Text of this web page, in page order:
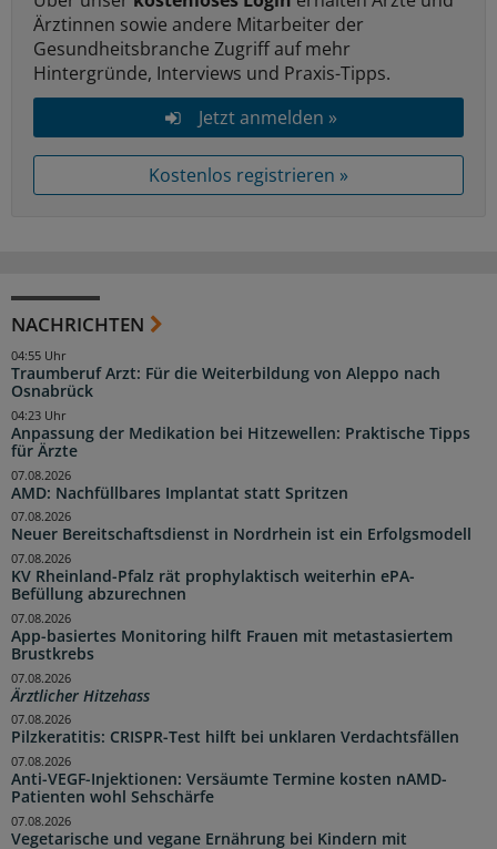
Ärztinnen sowie andere Mitarbeiter der
Gesundheitsbranche Zugriff auf mehr
Hintergründe, Interviews und Praxis-Tipps.
Jetzt anmelden »
Kostenlos registrieren »
NACHRICHTEN
Traumberuf Arzt: Für die Weiterbildung von Aleppo nach
Osnabrück
04:55 Uhr
Anpassung der Medikation bei Hitzewellen: Praktische Tipps
für Ärzte
04:23 Uhr
AMD: Nachfüllbares Implantat statt Spritzen
07.08.2026
Neuer Bereitschaftsdienst in Nordrhein ist ein Erfolgsmodell
07.08.2026
KV Rheinland-Pfalz rät prophylaktisch weiterhin ePA-
Befüllung abzurechnen
07.08.2026
App-basiertes Monitoring hilft Frauen mit metastasiertem
Brustkrebs
07.08.2026
Ärztlicher Hitzehass
07.08.2026
Pilzkeratitis: CRISPR-Test hilft bei unklaren Verdachtsfällen
07.08.2026
Anti-VEGF-Injektionen: Versäumte Termine kosten nAMD-
Patienten wohl Sehschärfe
07.08.2026
Vegetarische und vegane Ernährung bei Kindern mit
07.08.2026